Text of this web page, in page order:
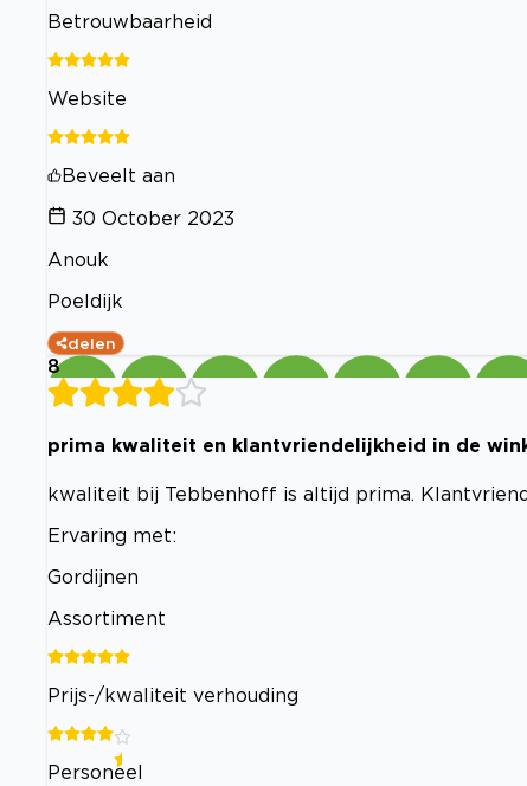
Betrouwbaarheid
Website
Beveelt aan
30 October 2023
Anouk
Poeldijk
delen
8
prima kwaliteit en klantvriendelijkheid in de
kwaliteit bij Tebbenhoff is altijd prima.
Ervaring met:
Gordijnen
Assortiment
Prijs-/kwaliteit verhouding
Personeel